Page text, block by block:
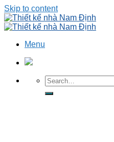
Skip to content
Menu